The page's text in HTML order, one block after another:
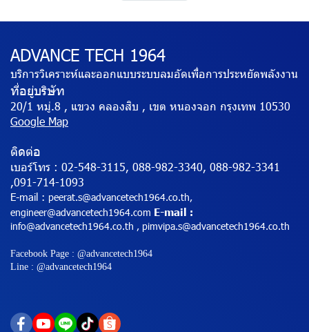
ADVANCE TECH 1964
บริการวิเคราะห์และออกแบบระบบลมอัดเพื่อการประหยัดพลังงาน
ที่อยู่บริษัท
20/1 หมู่.8 , แขวง คลองสิบ , เขต หนองจอก กรุงเทพ 10530
Google Map
ติดต่อ
เบอร์โทร : 02-548-3115, 088-982-3340, 088-982-3341
,091-714-1093
E-mail : peerat.s@advancetech1964.co.th,
engineer@advancetech1964.com E-mail :
info@advancetech1964.co.th , pimvipa.s@advancetech1964.co.th
Facebook Page : @advancetech1964
Line : @advancetech1964